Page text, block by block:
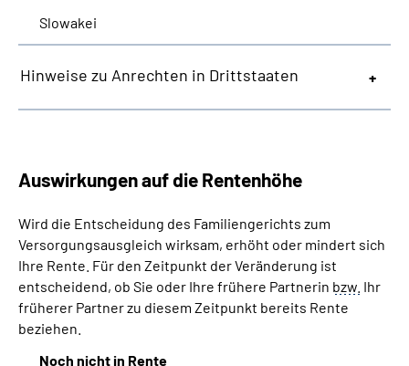
Slowakei
Hinweise zu Anrechten in Drittstaaten
Auswirkungen auf die Rentenhöhe
Wird die Entscheidung des Familiengerichts zum
Versorgungsausgleich wirksam, erhöht oder mindert sich
Ihre Rente. Für den Zeitpunkt der Veränderung ist
entscheidend, ob Sie oder Ihre frühere Partnerin bzw. Ihr
früherer Partner zu diesem Zeitpunkt bereits Rente
beziehen.
Noch nicht in Rente